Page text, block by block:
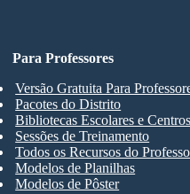
Para Professores
Versão Gratuita Para
Pacotes do Distrito
Bibliotecas Escolares e
Sessões de Treinamento
Todos os Recursos do
Modelos de Planilhas
Modelos de Pôster